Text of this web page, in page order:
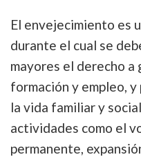
El envejecimiento es
durante el cual se
mayores el derecho
formación y empleo,
la vida familiar y
actividades como el
permanente,